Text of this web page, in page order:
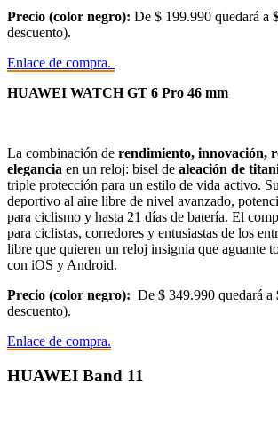
Precio (color negro): De $ 199.990 quedará a
descuento).
Enlace de compra.
HUAWEI WATCH GT 6 Pro 46 mm
La combinación de rendimiento, innovación,
elegancia en un reloj: bisel de aleación de
triple protección para un estilo de vida activo.
deportivo al aire libre de nivel avanzado,
para ciclismo y hasta 21 días de batería. El
para ciclistas, corredores y entusiastas de los
libre que quieren un reloj insignia que aguante
con iOS y Android.
Precio (color negro): De $ 349.990 quedará a
descuento).
Enlace de compra.
HUAWEI Band 11